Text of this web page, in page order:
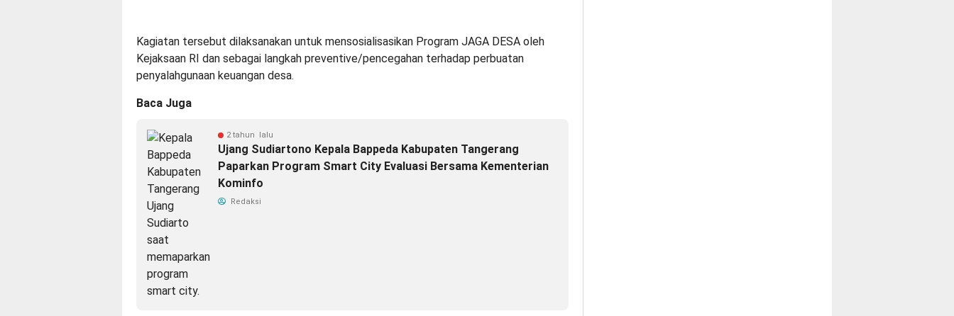
Kagiatan tersebut dilaksanakan untuk mensosialisasikan Program JAGA DESA oleh
Kejaksaan RI dan sebagai langkah preventive/pencegahan terhadap perbuatan
penyalahgunaan keuangan desa.
Baca Juga
2 tahun lalu
Ujang Sudiartono Kepala Bappeda Kabupaten Tangerang
Paparkan Program Smart City Evaluasi Bersama Kementerian
Kominfo
Redaksi